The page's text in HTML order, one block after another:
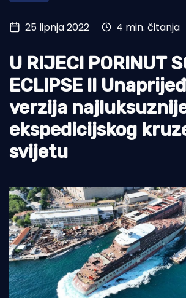
Pomorstvo
Ekologija
Tradicija i kultura
25 lipnja 2022 4 min. čitanja
U RIJECI PORINUT
ECLIPSE II
verzija
ekspedicijskog
svijetu